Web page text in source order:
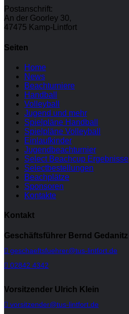
Postanschrift:
An der Goorley 30,
47475 Kamp-Lintfort
Seiten
Home
News
Beachturniere
Handball
Volleyball
Jugend und mehr
Spielpläne Handball
Spielpläne Volleyball
Einlaufkinder
Jugendbeachturnier
Select Beachcup Ergebnisse
Selectbestellungen
Beachplätze
Sponsoren
Kontakte
Kontakt
Geschäftsführer Bernd Gedanitz
geschaeftsfuehrer@tus-lintfort.de
02842 4342
Vorsitzender Ulrich Klein
vorsitzender@tus-lintfort.de